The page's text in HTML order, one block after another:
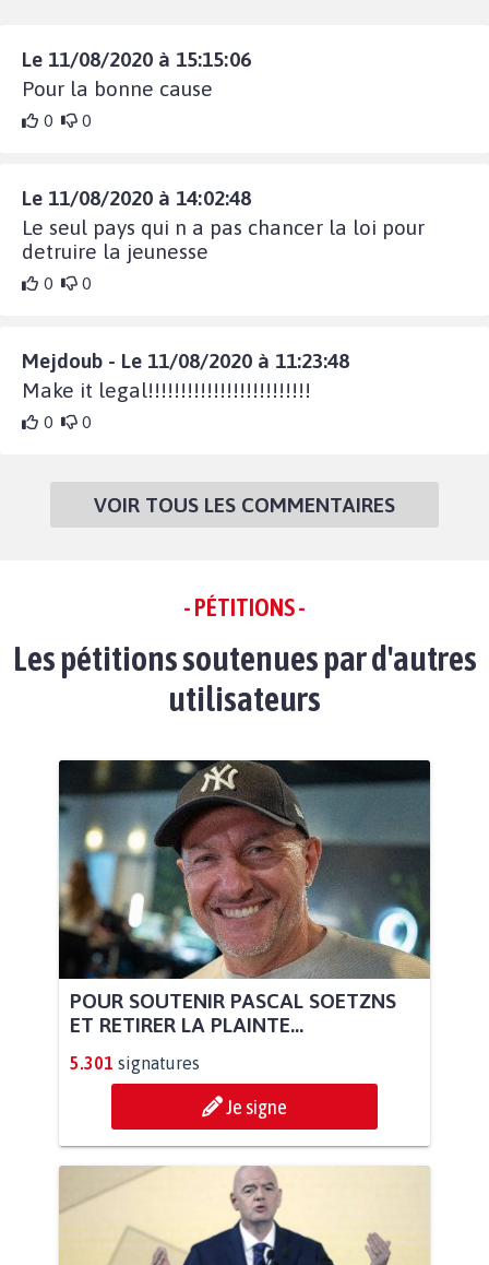
Le 11/08/2020 à 15:15:06
Pour la bonne cause
0 0
Le 11/08/2020 à 14:02:48
Le seul pays qui n a pas chancer la loi pour
detruire la jeunesse
0 0
Mejdoub - Le 11/08/2020 à 11:23:48
Make it legal!!!!!!!!!!!!!!!!!!!!!!!!!
0 0
VOIR TOUS LES COMMENTAIRES
- PÉTITIONS -
Les pétitions soutenues par d'autres
utilisateurs
POUR SOUTENIR PASCAL SOETZNS
ET RETIRER LA PLAINTE...
5.301 signatures
Je signe